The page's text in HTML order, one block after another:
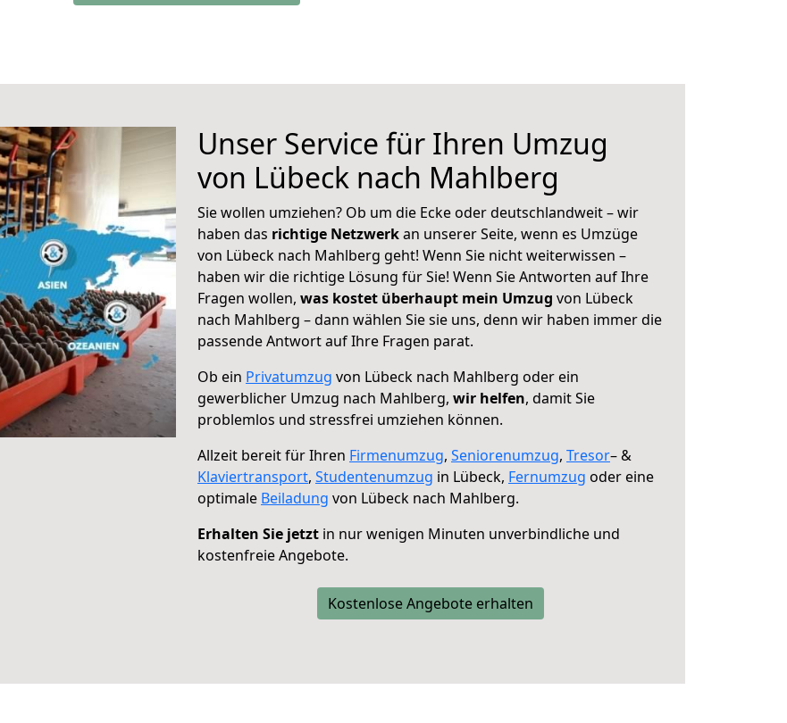
Unser Service für Ihren Umzug
von Lübeck nach Mahlberg
Sie wollen umziehen? Ob um die Ecke oder deutschlandweit – wir
haben das richtige Netzwerkan unserer Seite, wenn es Umzüge
von Lübeck nach Mahlberg geht! Wenn Sie nicht weiterwissen –
haben wir die richtige Lösung für Sie! Wenn Sie Antworten auf Ihre
Fragen wollen, was kostet überhaupt mein Umzug von Lübeck
nach Mahlberg – dann wählen Sie sie uns, denn wir haben immer die
passende Antwort auf Ihre Fragen parat.
Ob ein Privatumzug von Lübeck nach Mahlberg oder ein
gewerblicher Umzug nach Mahlberg, wir helfen, damit Sie
problemlos und stressfrei umziehen können.
Allzeit bereit für Ihren Firmenumzug, Seniorenumzug, Tresor– &
Klaviertransport, Studentenumzug in Lübeck, Fernumzug oder eine
optimale Beiladung von Lübeck nach Mahlberg.
Erhalten Sie jetzt in nur wenigen Minuten unverbindliche und
kostenfreie Angebote.
Kostenlose Angebote erhalten